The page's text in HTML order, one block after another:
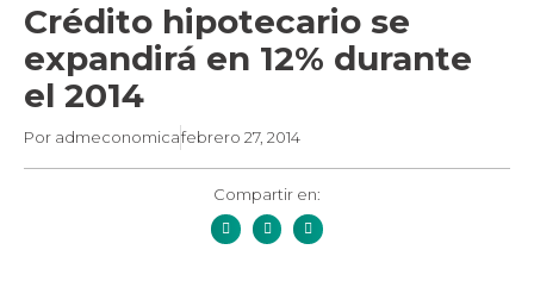
Crédito hipotecario se
expandirá en 12% durante
el 2014
Por admeconomicafebrero 27, 2014
Compartir en: